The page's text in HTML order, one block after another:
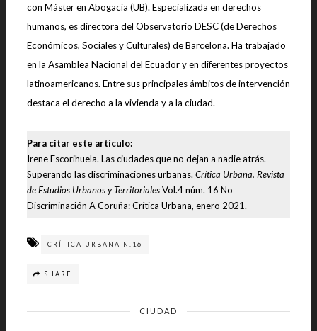
con Máster en Abogacía (UB). Especializada en derechos
humanos, es directora del Observatorio DESC (de Derechos
Económicos, Sociales y Culturales) de Barcelona. Ha trabajado
en la Asamblea Nacional del Ecuador y en diferentes proyectos
latinoamericanos. Entre sus principales ámbitos de intervención
destaca el derecho a la vivienda y a la ciudad.
Para citar este artículo:
Irene Escorihuela. Las ciudades que no dejan a nadie atrás.
Superando las discriminaciones urbanas. Crítica Urbana. Revista
de Estudios Urbanos y TerritorialesVol.4 núm. 16 No
Discriminación A Coruña: Crítica Urbana, enero 2021.
CRÍTICA URBANA N.16
SHARE
CIUDAD